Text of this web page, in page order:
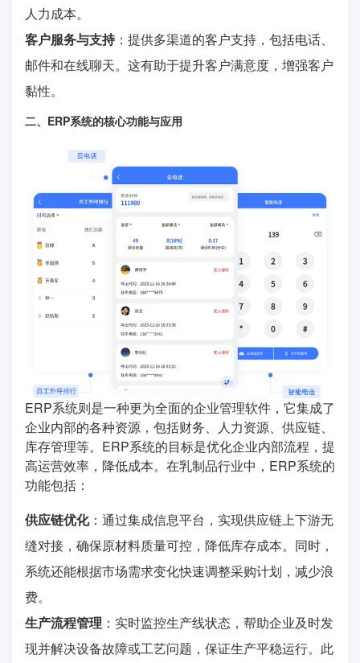
人力成本。
客户服务与支持：提供多渠道的客户支持，包括电话、
邮件和在线聊天。这有助于提升客户满意度，增强客户
黏性。
二、ERP系统的核心功能与应用
ERP系统则是一种更为全面的企业管理软件，它集成了
企业内部的各种资源，包括财务、人力资源、供应链、
库存管理等。ERP系统的目标是优化企业内部流程，提
高运营效率，降低成本。在乳制品行业中，ERP系统的
功能包括：
供应链优化：通过集成信息平台，实现供应链上下游无
缝对接，确保原材料质量可控，降低库存成本。同时，
系统还能根据市场需求变化快速调整采购计划，减少浪
费。
生产流程管理 ：实时监控生产线状态，帮助企业及时发
现并解决设备故障或工艺问题，保证生产平稳运行。此